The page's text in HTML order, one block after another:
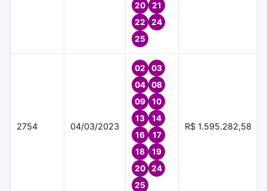
20
21
22
24
25
2754 04/03/2023
02
03
04
08
09
10
13
14
16
17
18
19
20
24
25
R$ 1.595.282,58